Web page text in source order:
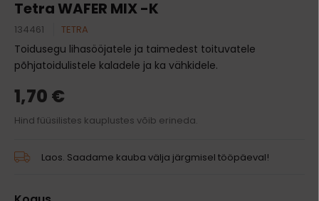
Tetra WAFER MIX -K
134461 TETRA
Toidusegu lihasööjatele ja taimedest toituvatele
põhjatoidulistele kaladele ja ka vähkidele.
1,70 €
Hind füüsilistes kauplustes võib erineda.
Laos. Saadame kauba välja järgmisel tööpäeval!